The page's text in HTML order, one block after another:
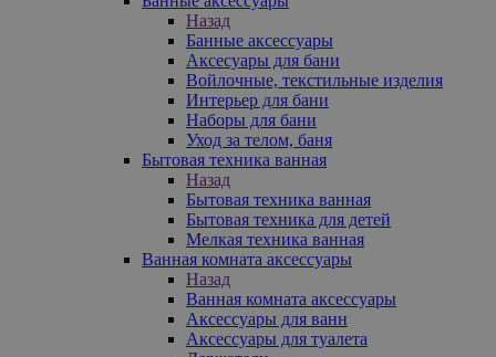
Назад
Банные аксессуары
Аксесуары для бани
Войлочные, текстильные изделия
Интерьер для бани
Наборы для бани
Уход за телом, баня
Бытовая техника ванная
Назад
Бытовая техника ванная
Бытовая техника для детей
Мелкая техника ванная
Ванная комната аксессуары
Назад
Ванная комната аксессуары
Аксессуары для ванн
Аксессуары для туалета